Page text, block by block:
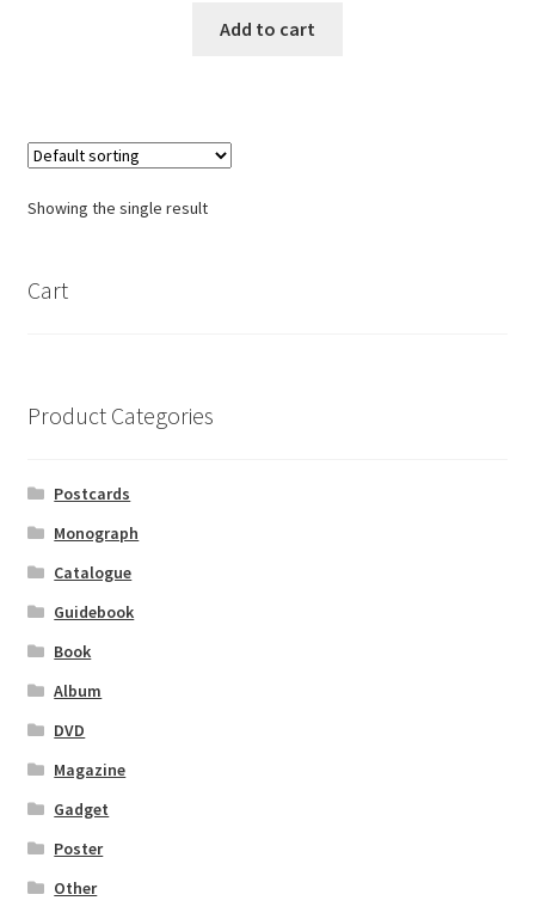
Add to cart
Showing the single result
Cart
Product Categories
Postcards
Monograph
Catalogue
Guidebook
Book
Album
DVD
Magazine
Gadget
Poster
Other